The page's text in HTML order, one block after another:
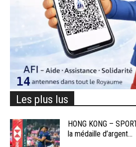
Les plus lus
HONG KONG –
la médaille d’argent...